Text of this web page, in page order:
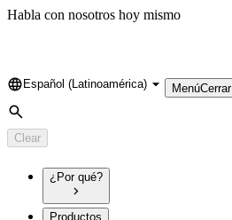
Habla con nosotros hoy mismo
Language
Español (Latinoamérica) MenúCerrar
Search
Clear
¿Por qué?
Productos